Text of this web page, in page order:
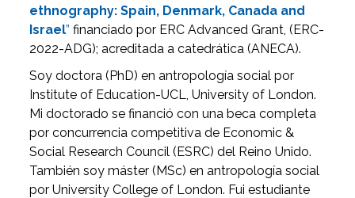
ethnography: Spain, Denmark, Canada and
Israel” financiado por ERC Advanced Grant, (ERC-
2022-ADG); acreditada a catedrática (ANECA).
Soy doctora (PhD) en antropología social por
Institute of Education-UCL, University of London.
Mi doctorado se financió con una beca completa
por concurrencia competitiva de Economic &
Social Research Council (ESRC) del Reino Unido.
También soy máster (MSc) en antropología social
por University College of London. Fui estudiante